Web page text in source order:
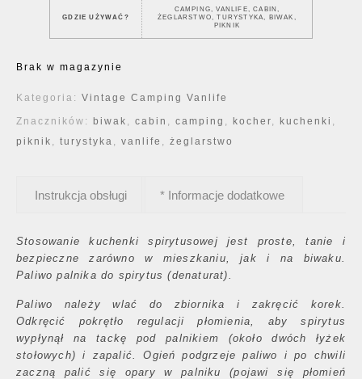
GDZIE UŻYWAĆ?
CAMPING, VANLIFE, CABIN,
ŻEGLARSTWO, TURYSTYKA, BIWAK,
PIKNIK
Brak w magazynie
Kategoria: Vintage Camping Vanlife
Znaczników: biwak , cabin , camping , kocher, kuchenki ,
piknik , turystyka , vanlife , żeglarstwo
Instrukcja obsługi * Informacje dodatkowe
Stosowanie kuchenki spirytusowej jest proste, tanie i
bezpieczne zarówno w mieszkaniu, jak i na biwaku.
Paliwo palnika do spirytus (denaturat).
Paliwo należy wlać do zbiornika i zakręcić korek.
Odkręcić pokrętło regulacji płomienia, aby spirytus
wypłynął na tackę pod palnikiem (około dwóch łyżek
stołowych) i zapalić. Ogień podgrzeje paliwo i po chwili
zaczną palić się opary w palniku (pojawi się płomień